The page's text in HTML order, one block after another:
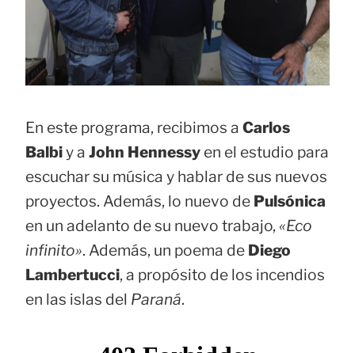
En este programa, recibimos a Carlos
Balbiy a John Hennessy en el estudio para
escuchar su música y hablar de sus nuevos
proyectos. Además, lo nuevo de Pulsónica
en un adelanto de su nuevo trabajo, «Eco
infinito». Además, un poema de Diego
Lambertucci, a propósito de los incendios
en las islas del Paraná.